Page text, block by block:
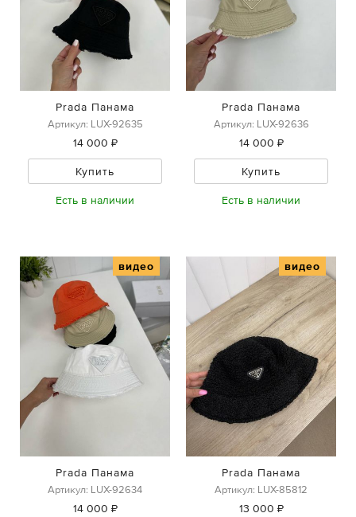
Prada Панама
Артикул: LUX-92635
14 000 ₽
Купить
Есть в наличии
Prada Панама
Артикул: LUX-92636
14 000 ₽
Купить
Есть в наличии
видео
Prada Панама
Артикул: LUX-92634
14 000 ₽
видео
Prada Панама
Артикул: LUX-85812
13 000 ₽